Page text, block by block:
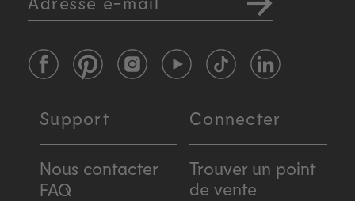
FacebookPinterestInstagramYouTubeTikTokLinkedIn
Support
Nous contacter
FAQ
Connecter
Trouver un point
de vente